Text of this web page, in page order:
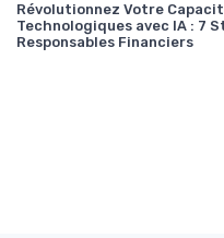
Révolutionnez Votre
Technologiques avec IA : 7
Responsables Financiers